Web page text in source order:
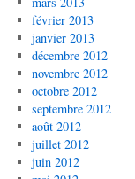
février 2013
janvier 2013
décembre 2012
novembre 2012
octobre 2012
septembre 2012
août 2012
juillet 2012
juin 2012